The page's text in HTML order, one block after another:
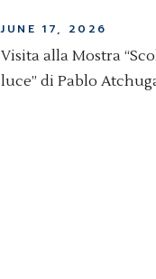
JUNE 17, 2026
Visita alla Mostra
luce” di Pablo